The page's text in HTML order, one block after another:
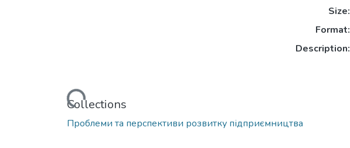
Loading...
Size:
Format:
Description:
Collections
Проблеми та перспективи розвитку підприємництва